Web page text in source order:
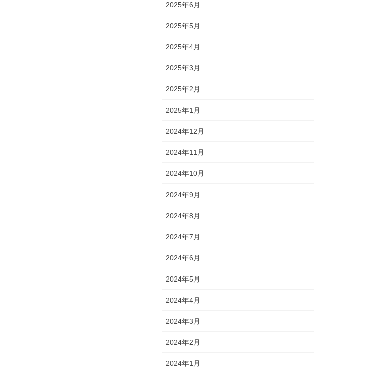
2025年6月
2025年5月
2025年4月
2025年3月
2025年2月
2025年1月
2024年12月
2024年11月
2024年10月
2024年9月
2024年8月
2024年7月
2024年6月
2024年5月
2024年4月
2024年3月
2024年2月
2024年1月